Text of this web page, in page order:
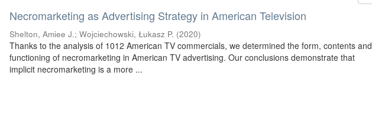
Necromarketing as Advertising Strategy in American Television
Shelton, Amiee J.;Wojciechowski, Łukasz P. (2020)
Thanks to the analysis of 1012 American TV commercials, we determined the form, contents and
functioning of necromarketing in American TV advertising. Our conclusions demonstrate that
implicit necromarketing is a more ...